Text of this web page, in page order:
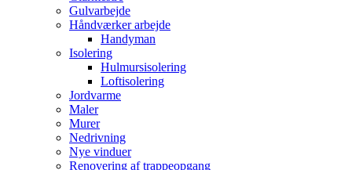
Gulvarbejde
Håndværker arbejde
Handyman
Isolering
Hulmursisolering
Loftisolering
Jordvarme
Maler
Murer
Nedrivning
Nye vinduer
Renovering af trappeopgang